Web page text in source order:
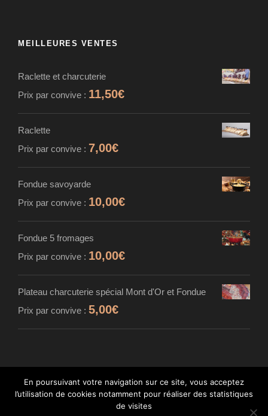
MEILLEURES VENTES
Raclette et charcuterie
Prix par convive : 11,50€
Raclette
Prix par convive : 7,00€
Fondue savoyarde
Prix par convive : 10,00€
Fondue 5 fromages
Prix par convive : 10,00€
Plateau charcuterie spécial Mont d'Or et Fondue
Prix par convive : 5,00€
© MAISON CARDINET - FROMAGER AFFINEUR
En poursuivant votre navigation sur ce site, vous acceptez
l’utilisation de cookies notamment pour réaliser des statistiques
de visites